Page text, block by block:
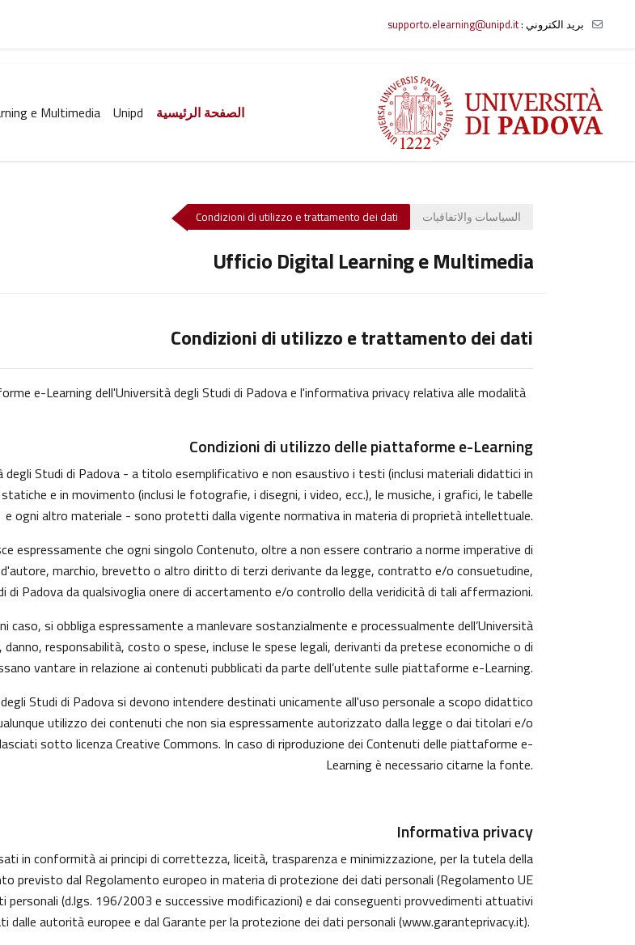
بريد الكتروني :supporto.elearning@unipd.it
الصفحة الرئيسية Unipd
e Multimedia
السياسات والاتفاقيات Condizioni di utilizzo e trattamento dei dati
Ufficio Digital Learning e Multimedia
Condizioni di utilizzo e trattamento dei dati
e-Learning dell'Università degli Studi di Padova e l'informativa privacy relativa alle modalità
Condizioni di utilizzo delle piattaforme e-Learning
Studi di Padova - a titolo esemplificativo e non esaustivo i testi (inclusi materiali didattici in
e in movimento (inclusi le fotografie, i disegni, i video, ecc.), le musiche, i grafici, le tabelle
e ogni altro materiale - sono protetti dalla vigente normativa in materia di proprietà intellettuale.
espressamente che ogni singolo Contenuto, oltre a non essere contrario a norme imperative di
marchio, brevetto o altro diritto di terzi derivante da legge, contratto e/o consuetudine,
di Padova da qualsivoglia onere di accertamento e/o controllo della veridicità di tali affermazioni.
caso, si obbliga espressamente a manlevare sostanzialmente e processualmente dell’Università
responsabilità, costo o spese, incluse le spese legali, derivanti da pretese economiche o di
vantare in relazione ai contenuti pubblicati da parte dell’utente sulle piattaforme e-Learning.
Studi di Padova si devono intendere destinati unicamente all'uso personale a scopo didattico
utilizzo dei contenuti che non sia espressamente autorizzato dalla legge o dai titolari e/o
sotto licenza Creative Commons. In caso di riproduzione dei Contenuti delle piattaforme e-
Learning è necessario citarne la fonte.
Informativa privacy
in conformità ai principi di correttezza, liceità, trasparenza e minimizzazione, per la tutela della
dal Regolamento europeo in materia di protezione dei dati personali (Regolamento UE
personali (d.lgs. 196/2003 e successive modificazioni) e dai conseguenti provvedimenti attuativi
dalle autorità europee e dal Garante per la protezione dei dati personali (www.garanteprivacy.it).